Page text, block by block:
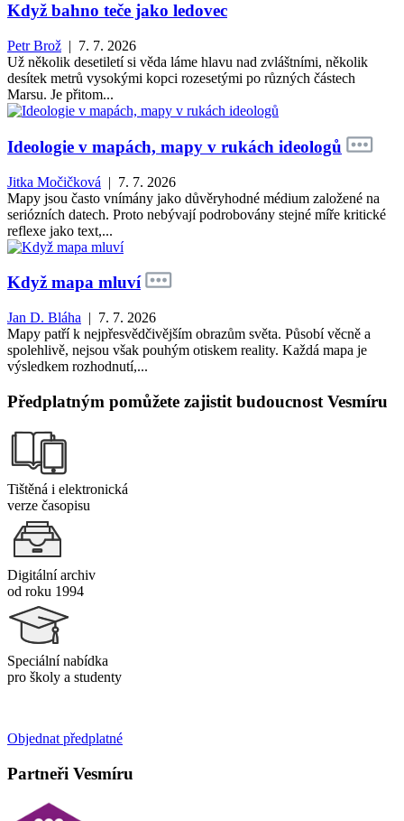
Když bahno teče jako ledovec
Petr Brož | 7. 7. 2026
Už několik desetiletí si věda láme hlavu nad zvláštními, několik
desítek metrů vysokými kopci rozesetými po různých částech
Marsu. Je přitom...
Ideologie v mapách, mapy v rukách ideologů
Jitka Močičková | 7. 7. 2026
Mapy jsou často vnímány jako důvěryhodné médium založené na
seriózních datech. Proto nebývají podrobovány stejné míře kritické
reflexe jako text,...
Když mapa mluví
Jan D. Bláha | 7. 7. 2026
Mapy patří k nejpřesvědčivějším obrazům světa. Působí věcně a
spolehlivě, nejsou však pouhým otiskem reality. Každá mapa je
výsledkem rozhodnutí,...
Předplatným pomůžete zajistit budoucnost Vesmíru
Tištěná i elektronická
verze časopisu
Digitální archiv
od roku 1994
Speciální nabídka
pro školy a studenty
Objednat předplatné
Partneři Vesmíru